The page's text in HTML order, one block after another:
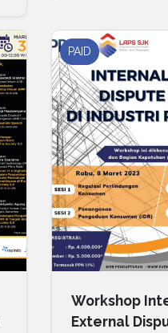
PAID
Workshop
External